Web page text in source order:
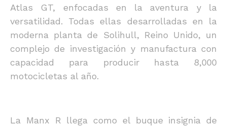
Atlas GT, enfocadas en la aventura y la
versatilidad. Todas ellas desarrolladas en la
moderna planta de Solihull, Reino Unido, un
complejo de investigación y manufactura con
capacidad para producir hasta 8,000
motocicletas al año.
La Manx R llega como el buque insignia de